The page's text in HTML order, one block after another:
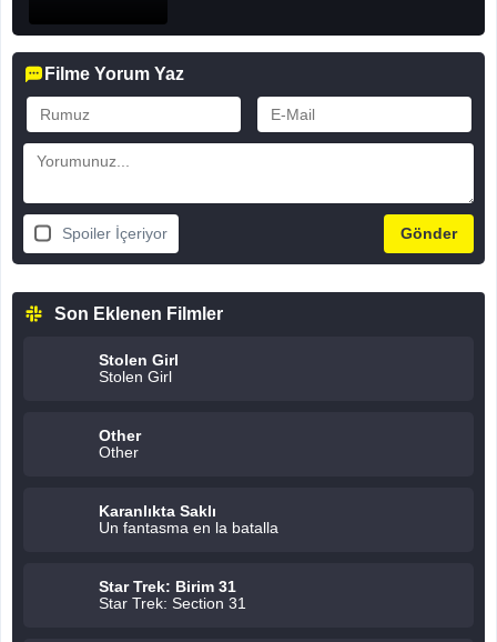
Filme Yorum Yaz
Spoiler İçeriyor
Son Eklenen Filmler
Stolen Girl
Stolen Girl
Other
Other
Karanlıkta Saklı
Un fantasma en la batalla
Star Trek: Birim 31
Star Trek: Section 31